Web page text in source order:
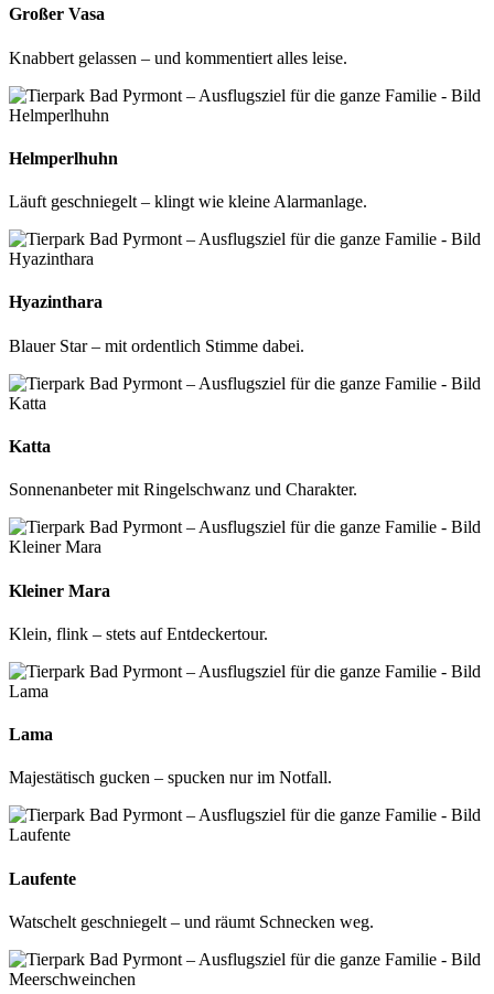
Großer Vasa
Knabbert gelassen – und kommentiert alles leise.
Helmperlhuhn
Läuft geschniegelt – klingt wie kleine Alarmanlage.
Hyazinthara
Blauer Star – mit ordentlich Stimme dabei.
Katta
Sonnenanbeter mit Ringelschwanz und Charakter.
Kleiner Mara
Klein, flink – stets auf Entdeckertour.
Lama
Majestätisch gucken – spucken nur im Notfall.
Laufente
Watschelt geschniegelt – und räumt Schnecken weg.